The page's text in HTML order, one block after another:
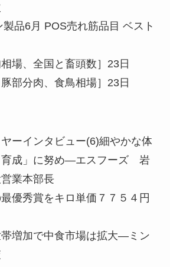
製品6月 POS売れ筋品目 ベスト
相場、全国と畜頭数］23日
豚部分肉、食鳥相場］23日
ーインタビュー(6)細やかな体
育成」に努め—エスフーズ 岩
業本部長
優秀賞をキロ単価７７５４円
増加で中食市場は拡大—ミン